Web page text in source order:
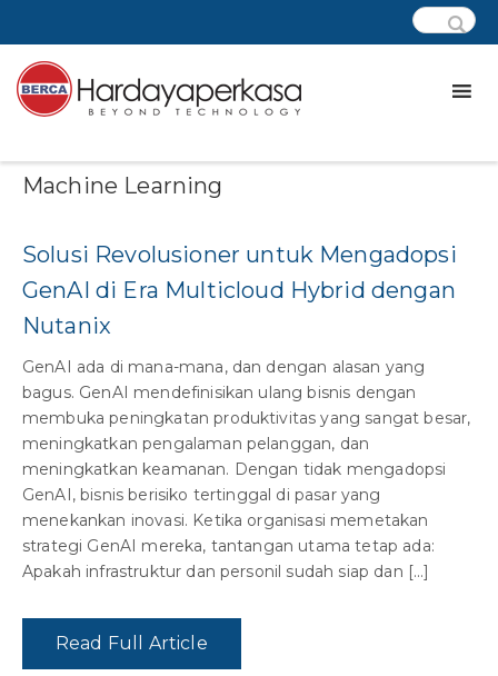
Machine Learning
Solusi Revolusioner untuk Mengadopsi
GenAI di Era Multicloud Hybrid dengan
Nutanix
GenAI ada di mana-mana, dan dengan alasan yang
bagus. GenAI mendefinisikan ulang bisnis dengan
membuka peningkatan produktivitas yang sangat besar,
meningkatkan pengalaman pelanggan, dan
meningkatkan keamanan. Dengan tidak mengadopsi
GenAI, bisnis berisiko tertinggal di pasar yang
menekankan inovasi. Ketika organisasi memetakan
strategi GenAI mereka, tantangan utama tetap ada:
Apakah infrastruktur dan personil sudah siap dan […]
Read Full Article